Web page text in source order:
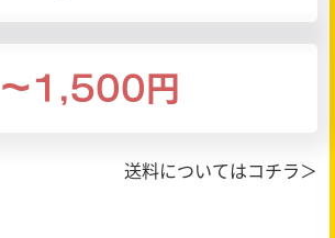
～1,500円
送料についてはコチラ＞